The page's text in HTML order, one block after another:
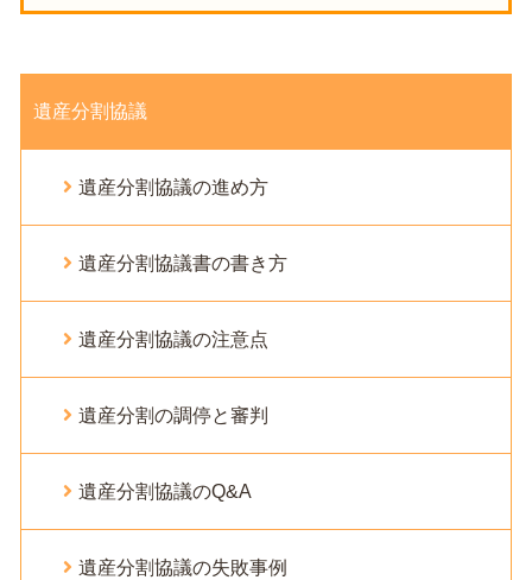
遺産分割協議
遺産分割協議の進め方
遺産分割協議書の書き方
遺産分割協議の注意点
遺産分割の調停と審判
遺産分割協議のQ&A
遺産分割協議の失敗事例